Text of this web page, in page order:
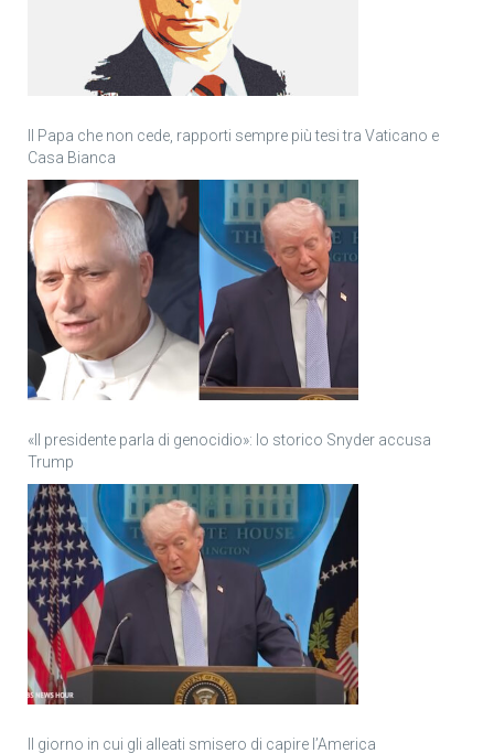
Il Papa che non cede, rapporti sempre più tesi tra Vaticano e
Casa Bianca
«Il presidente parla di genocidio»: lo storico Snyder accusa
Trump
Il giorno in cui gli alleati smisero di capire l’America